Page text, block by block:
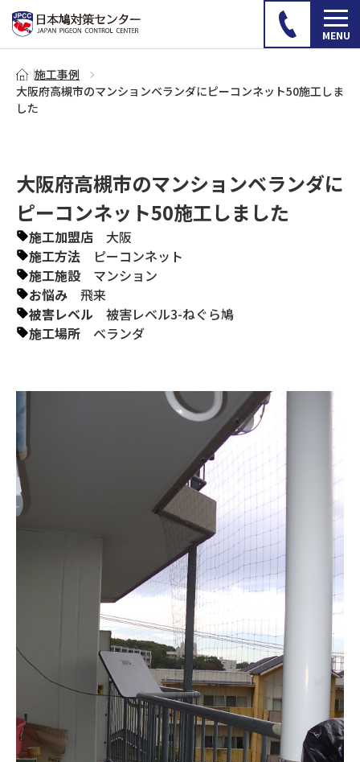
施工事例
大阪府高槻市のマンションベランダにピーコンネット50施工しま
した
大阪府高槻市のマンションベランダに
ピーコンネット50施工しました
施工加盟店
大阪
施工方法
ピーコンネット
施工施設
マンション
お悩み
飛来
被害レベル
被害レベル3-ねぐら鳩
施工場所
ベランダ